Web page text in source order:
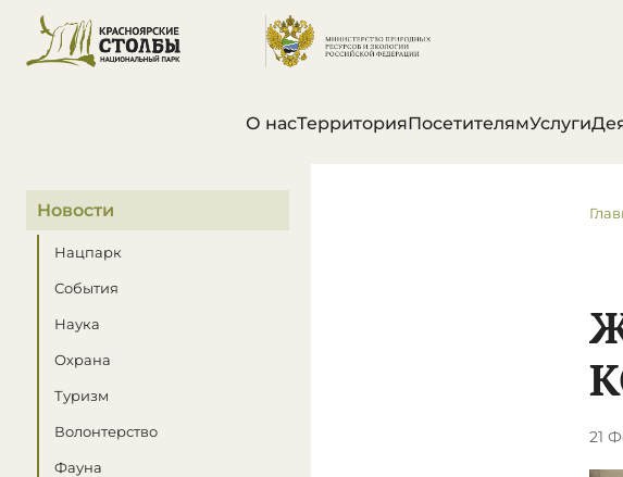
О насТерриторияПосетителямУслуги
В этом разделе
Новости
Нацпарк
События
Наука
Охрана
Туризм
Волонтерство
Фауна
21